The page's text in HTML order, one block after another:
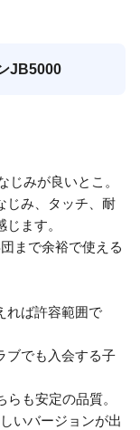
JB5000
みが良いとこ。
じみ、タッチ、耐
ます。
まで余裕で使える
れば許容範囲で
ブでも入会する子
も安定の品質。
いバージョンが出